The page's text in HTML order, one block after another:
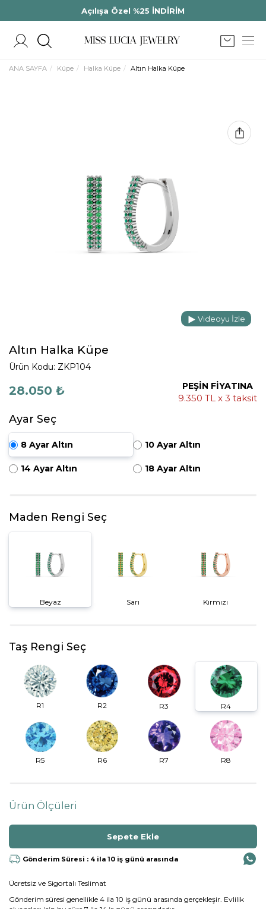
Açılışa Özel %25 İNDİRİM
ANA SAYFA Küpe Halka Küpe Altın Halka Küpe
Videoyu İzle
Altın Halka Küpe
Ürün Kodu: ZKP104
28.050 ₺ PEŞİN FİYATINA
9.350 TL x 3 taksit
Ayar Seç
8 Ayar Altın 10 Ayar Altın
14 Ayar Altın 18 Ayar Altın
Maden Rengi Seç
Beyaz Sarı Kırmızı
Taş Rengi Seç
R1 R2 R3 R4
R5 R6 R7 R8
Ürün Ölçüleri
Gönderim Süresi : 4 ila 10 iş günü arasında
Ücretsiz ve Sigortalı Teslimat
Gönderim süresi genellikle 4 ila 10 iş günü arasında gerçekleşir. Evlilik